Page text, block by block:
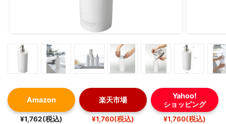
Amazon
¥1,762(税込)
楽天市場
¥1,760(税込)
Yahoo!
ショッピング
¥1,760(税込)